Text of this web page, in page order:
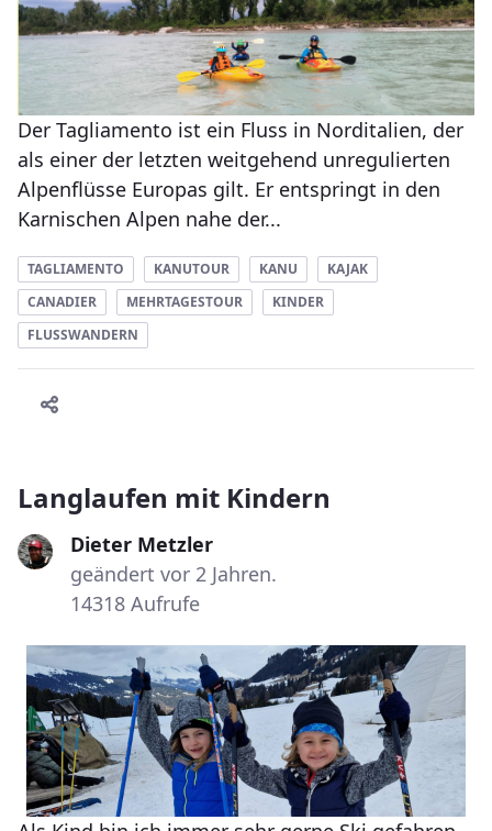
Der Tagliamento ist ein Fluss in Norditalien, der
als einer der letzten weitgehend unregulierten
Alpenflüsse Europas gilt. Er entspringt in den
Karnischen Alpen nahe der...
TAGLIAMENTO KANUTOUR KANU
KAJAK
CANADIER
MEHRTAGESTOUR
KINDER
FLUSSWANDERN
Langlaufen mit Kindern
Dieter Metzler
geändert vor 2 Jahren.
14318 Aufrufe